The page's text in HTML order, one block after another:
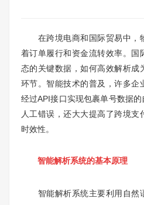
在跨境电商和国际贸易中，
着订单履行和资金流转效率。国
态的关键数据，如何高效解析成
环节。智能技术的普及，许多企
经过API接口实现包裹单号数据
人工错误，还大大提高了跨境支
时效性。
智能解析系统的基本原理
智能解析系统主要利用自然